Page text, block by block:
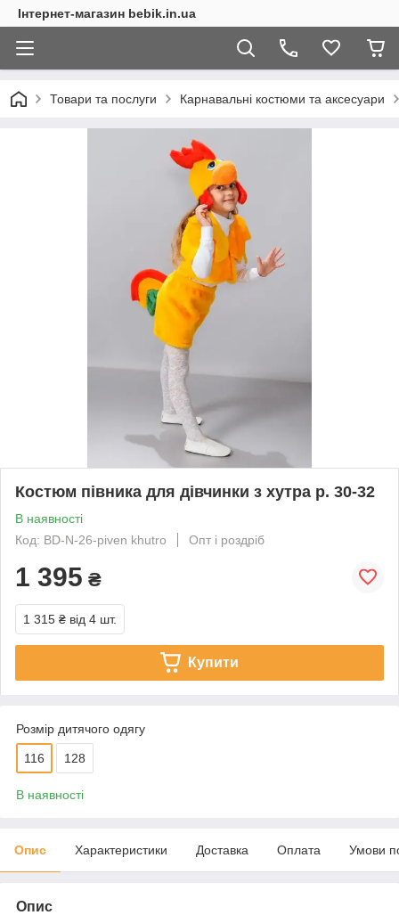
Інтернет-магазин bebik.in.ua
Товари та послуги Карнавальні костюми та аксесуари
Костюм півника для дівчинки з хутра р. 30-32
В наявності
Код: BD-N-26-piven khutro
Опт і роздріб
1 395 ₴
1 315 ₴ від 4 шт.
Купити
Розмір дитячого одягу
116 128
В наявності
Опис Характеристики Доставка Оплата Умови
Опис